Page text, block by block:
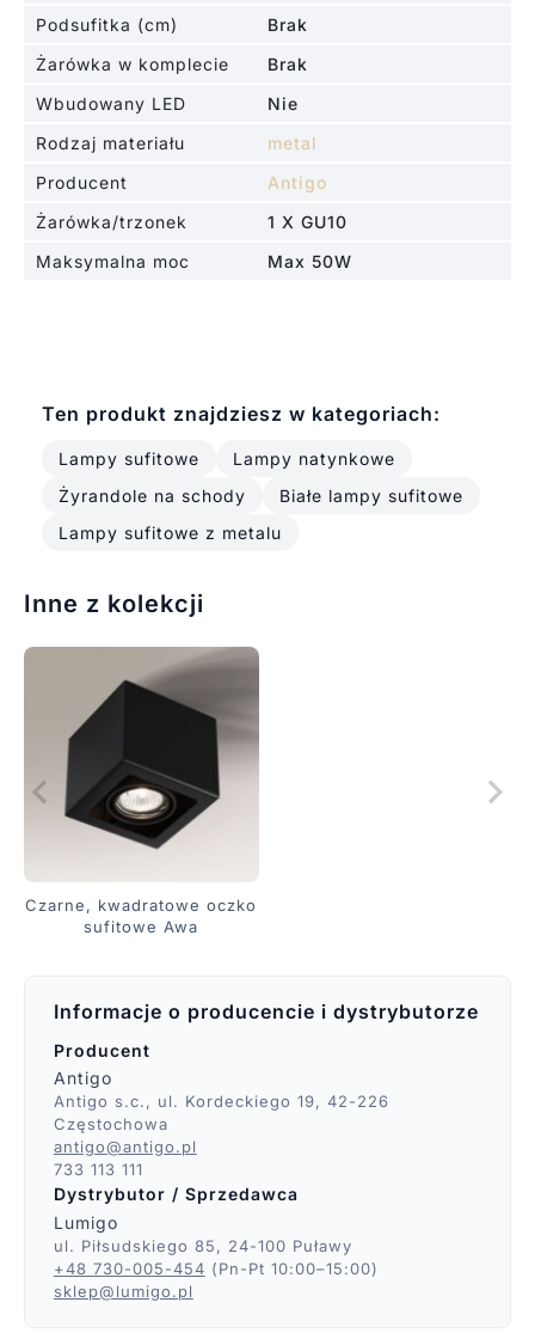
Podsufitka (cm)
Brak
Żarówka w komplecie
Brak
Wbudowany LED
Nie
Rodzaj materiału
metal
Producent
Antigo
Żarówka/trzonek
1 X GU10
Maksymalna moc
Max 50W
Ten produkt znajdziesz w kategoriach:
Lampy sufitowe
Lampy natynkowe
Żyrandole na schody
Białe lampy sufitowe
Lampy sufitowe z metalu
Inne z kolekcji
Czarne, kwadratowe oczko
sufitowe Awa
Informacje o producencie i dystrybutorze
Producent
Antigo
Antigo s.c., ul. Kordeckiego 19, 42-226
Częstochowa
antigo@antigo.pl
733 113 111
Dystrybutor / Sprzedawca
Lumigo
ul. Piłsudskiego 85, 24-100 Puławy
+48 730-005-454 (Pn-Pt 10:00–15:00)
sklep@lumigo.pl